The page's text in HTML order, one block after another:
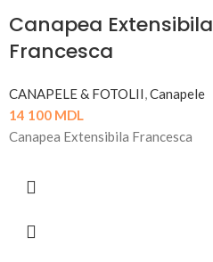
Canapea Extensibila
Francesca
CANAPELE & FOTOLII,Canapele
14 100 MDL
Canapea Extensibila Francesca